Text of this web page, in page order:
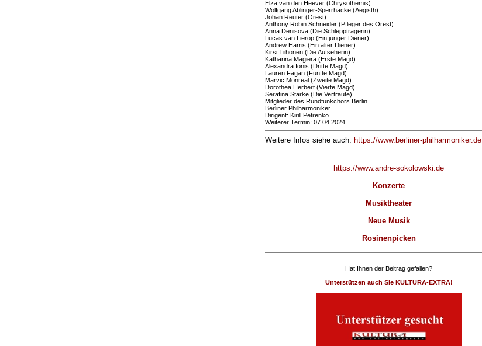
Elza van den Heever (Chrysothemis)
Wolfgang Ablinger-Sperrhacke (Aegisth)
Johan Reuter (Orest)
Anthony Robin Schneider (Pfleger des Orest)
Anna Denisova (Die Schleppträgerin)
Lucas van Lierop (Ein junger Diener)
Andrew Harris (Ein alter Diener)
Kirsi Tiihonen (Die Aufseherin)
Katharina Magiera (Erste Magd)
Alexandra Ionis (Dritte Magd)
Lauren Fagan (Fünfte Magd)
Marvic Monreal (Zweite Magd)
Dorothea Herbert (Vierte Magd)
Serafina Starke (Die Vertraute)
Mitglieder des Rundfunkchors Berlin
Berliner Philharmoniker
Dirigent: Kirill Petrenko
Weiterer Termin: 07.04.2024
Weitere Infos siehe auch: https://www.berliner-philharmoniker.de
https://www.andre-sokolowski.de
Konzerte
Musiktheater
Neue Musik
Rosinenpicken
Hat Ihnen der Beitrag gefallen?
Unterstützen auch Sie KULTURA-EXTRA!